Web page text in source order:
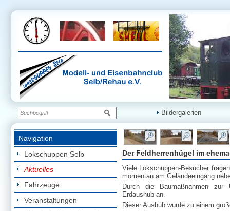
Bildergalerien
Navigation
Lokschuppen Selb
Aktuelles
Fahrzeuge
Veranstaltungen
Der Feldherrenhügel im
Viele Lokschuppen-Besucher
momentan am Geländeeingang
Durch die Baumaßnahmen zur
Erdaushub an.
Dieser Aushub wurde zu einem